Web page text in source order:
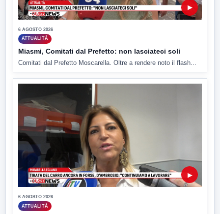
▶
6 AGOSTO 2026
ATTUALITÀ
Miasmi, Comitati dal Prefetto: non lasciateci soli
Comitati dal Prefetto Moscarella. Oltre a rendere noto il flash...
▶
6 AGOSTO 2026
ATTUALITÀ